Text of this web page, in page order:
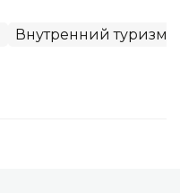
Внутренний туризм